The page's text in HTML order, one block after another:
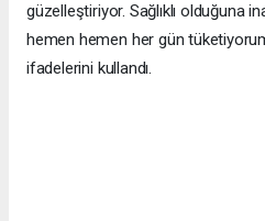
güzelleştiriyor. Sağlıklı olduğuna
hemen hemen her gün
ifadelerini kullandı.